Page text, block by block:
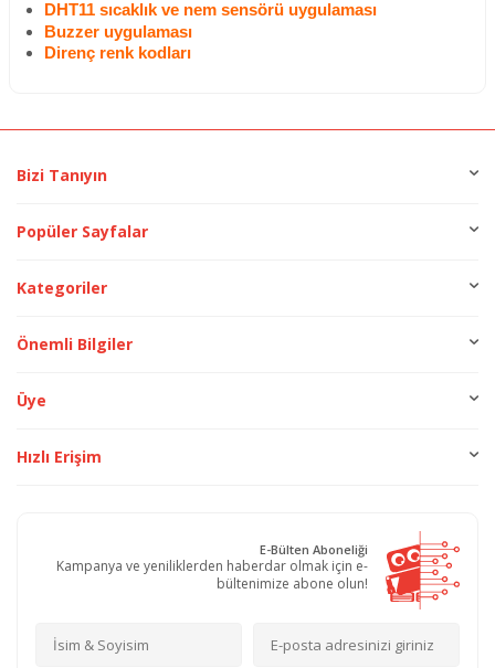
DHT11 sıcaklık ve nem sensörü uygulaması
Buzzer uygulaması
Direnç renk kodları
Bizi Tanıyın
Popüler Sayfalar
Kategoriler
Önemli Bilgiler
Üye
Hızlı Erişim
E-Bülten Aboneliği
Kampanya ve yeniliklerden haberdar olmak için e-
bültenimize abone olun!